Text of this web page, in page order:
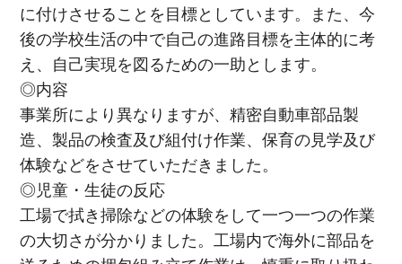
に付けさせることを目標としています。また、今
後の学校生活の中で自己の進路目標を主体的に考
え、自己実現を図るための一助とします。
◎内容
事業所により異なりますが、精密自動車部品製
造、製品の検査及び組付け作業、保育の見学及び
体験などをさせていただきました。
◎児童・生徒の反応
工場で拭き掃除などの体験をして一つ一つの作業
の大切さが分かりました。工場内で海外に部品を